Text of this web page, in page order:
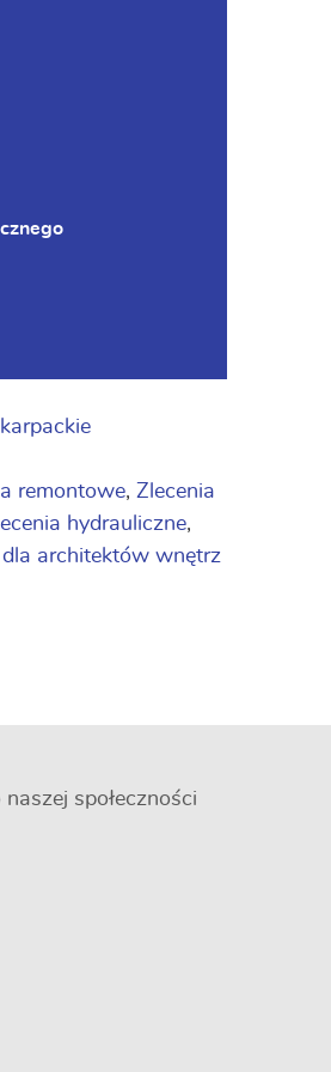
remontowe, Zlecenia
hydrauliczne,
dla architektów wnętrz
naszej społeczności